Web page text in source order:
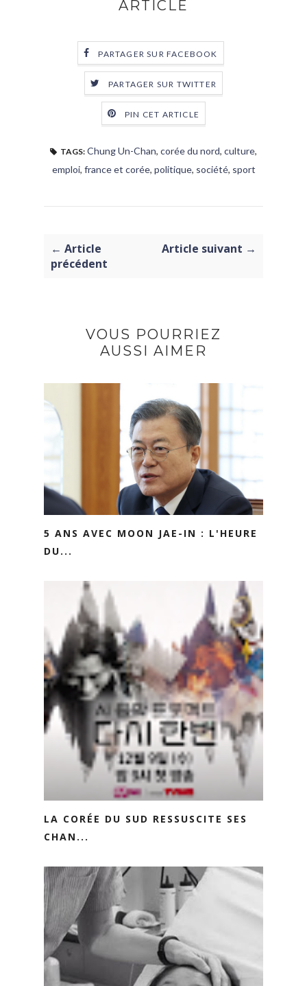
ARTICLE
PARTAGER SUR FACEBOOK
PARTAGER SUR TWITTER
PIN CET ARTICLE
TAGS: Chung Un-Chan, corée du nord, culture,
emploi, france et corée, politique, société, sport
← Article
précédent
Article suivant →
VOUS POURRIEZ
AUSSI AIMER
5 ANS AVEC MOON JAE-IN : L'HEURE
DU...
LA CORÉE DU SUD RESSUSCITE SES
CHAN...